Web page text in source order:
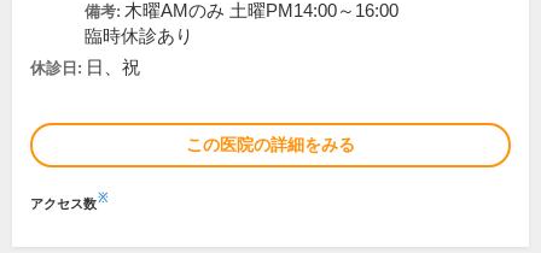
備考: 木曜AMのみ 土曜PM14:00～16:00
臨時休診あり
休診日: 日、祝
この医院の詳細をみる
アクセス数※